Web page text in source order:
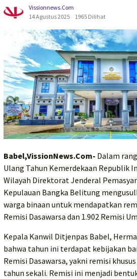
Vissionnews.com
14 Agustus 2025
1965 Dilihat
Babel,VissionNews.Com- Dalam
Ulang Tahun Kemerdekaan Republik
Wilayah Direktorat Jenderal
Kepulauan Bangka Belitung
warga binaan untuk mendapatkan
Remisi Dasawarsa dan 1.902 Remisi
Kepala Kanwil Ditjenpas Babel,
bahwa tahun ini terdapat kebijakan
Remisi Dasawarsa, yakni remisi
tahun sekali. Remisi ini menjadi